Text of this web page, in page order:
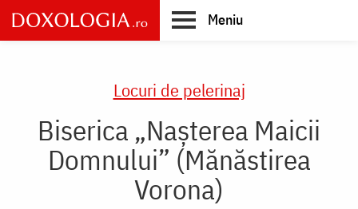
Skip
to
main
Meniu
Locuri de pelerinaj
Biserica „Nașterea Maicii
Domnului” (Mănăstirea
Vorona)